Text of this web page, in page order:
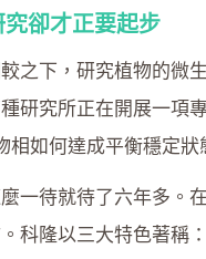
卻才正要起步
之下，研究植物的
究所正在開展一項
如何達成平衡穩定
一待就待了六年多
科隆以三大特色著稱